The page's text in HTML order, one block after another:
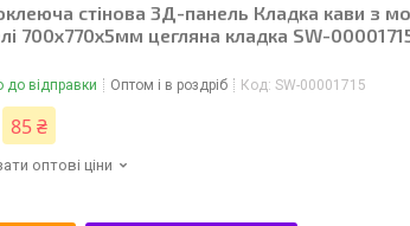
стінова 3Д-панель Кладка кави з
700x770x5мм цегляна кладка SW-
до відправки Оптом і в роздріб Код: SW-00001715
85 ₴
оптові ціни